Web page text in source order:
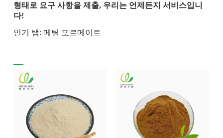
형태로 요구 사항을 제출, 우리는 언제든지 서비스입니
다!
인기 탭: 메틸 포르메이트